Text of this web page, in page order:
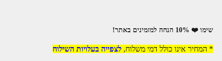
שימו ❤️ 10% הנחה למזמינים באתר!
* המחיר אינו כולל דמי משלוח, לצפייה בעלויות השילוח